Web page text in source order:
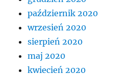
październik 2020
wrzesień 2020
sierpień 2020
maj 2020
kwiecień 2020